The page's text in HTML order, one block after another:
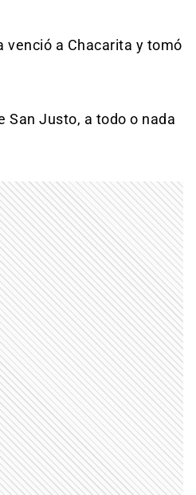
venció a Chacarita y tomó
San Justo, a todo o nada